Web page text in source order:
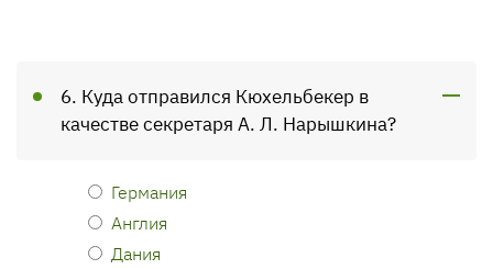
6. Куда отправился Кюхельбекер в
качестве секретаря А. Л. Нарышкина?
Германия
Англия
Дания